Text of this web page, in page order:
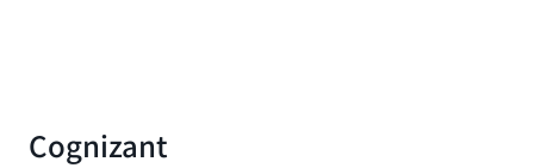
Cognizant